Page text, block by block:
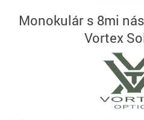
Monokulár s 8mi
Vortex